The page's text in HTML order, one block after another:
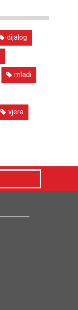
dijalog
mladi
vjera